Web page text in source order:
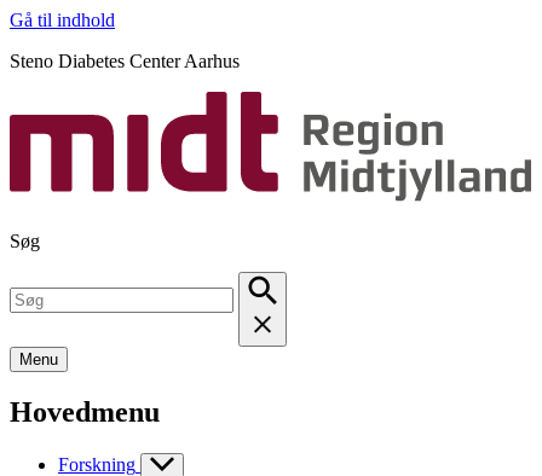
Gå til indhold
Steno Diabetes Center Aarhus
Søg
Menu
Hovedmenu
Forskning